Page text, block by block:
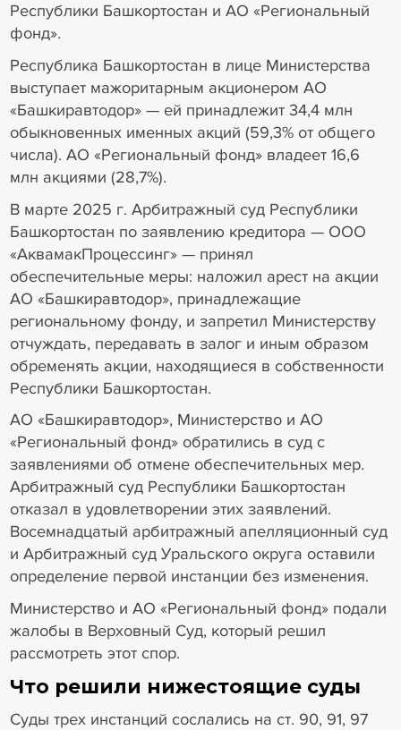
Республики Башкортостан и АО «Региональный
фонд».
Республика Башкортостан в лице Министерства
выступает мажоритарным акционером АО
«Башкиравтодор» — ей принадлежит 34,4 млн
обыкновенных именных акций (59,3% от общего
числа). АО «Региональный фонд» владеет 16,6
млн акциями (28,7%).
В марте 2025 г. Арбитражный суд Республики
Башкортостан по заявлению кредитора — ООО
«АквамакПроцессинг» — принял
обеспечительные меры: наложил арест на акции
АО «Башкиравтодор», принадлежащие
региональному фонду, и запретил Министерству
отчуждать, передавать в залог и иным образом
обременять акции, находящиеся в собственности
Республики Башкортостан.
АО «Башкиравтодор», Министерство и АО
«Региональный фонд» обратились в суд с
заявлениями об отмене обеспечительных мер.
Арбитражный суд Республики Башкортостан
отказал в удовлетворении этих заявлений.
Восемнадцатый арбитражный апелляционный суд
и Арбитражный суд Уральского округа оставили
определение первой инстанции без изменения.
Министерство и АО «Региональный фонд» подали
жалобы в Верховный Суд, который решил
рассмотреть этот спор.
Что решили нижестоящие суды
Суды трех инстанций сослались на ст. 90, 91, 97